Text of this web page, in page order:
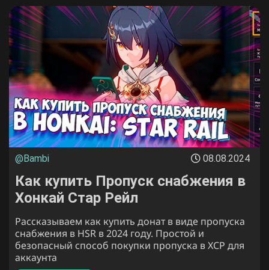
@Bambi 08.08.2024
Как купить Пропуск снабжения в
Хонкай Стар Рейл
Рассказываем как купить донат в виде пропуска
снабжения в HSR в 2024 году. Простой и
безопасный способ покупки пропуска в ХСР для
аккаунта